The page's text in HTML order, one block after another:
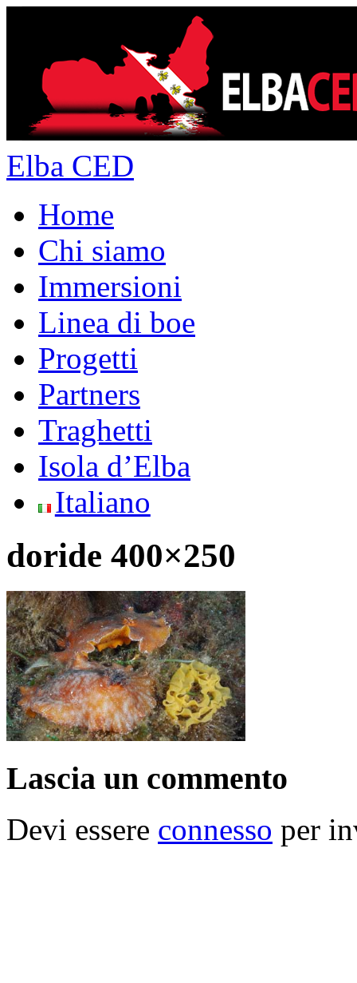
Elba CED
Home
Chi siamo
Immersioni
Linea di boe
Progetti
Partners
Traghetti
Isola d’Elba
Italiano
doride 400×250
Lascia un commento
Devi essere connesso per